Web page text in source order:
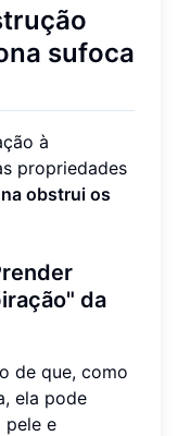
sufoca
à
propriedades
obstrui os
da
de que, como
ela pode
pele e